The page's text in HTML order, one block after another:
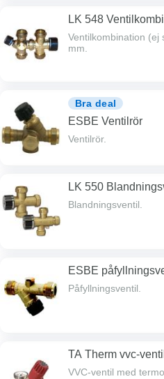
LK 548
Ventilkombination (ej
mm.
Bra deal
ESBE Ventilrör
Ventilrör.
LK 550
Blandningsventil.
ESBE
Påfyllningsventil.
TA Therm vvc-ventil
VVC-ventil med